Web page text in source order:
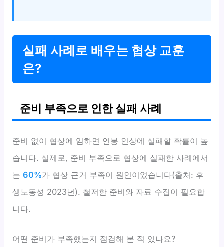
실패 사례로 배우는 협상 교훈
은?
준비 부족으로 인한 실패 사례
준비 없이 협상에 임하면 연봉 인상에 실패할 확률이 높
습니다. 실제로, 준비 부족으로 협상에 실패한 사례에서
는60%가 협상 근거 부족이 원인이었습니다(출처: 후
생노동성 2023년). 철저한 준비와 자료 수집이 필요합
니다.
어떤 준비가 부족했는지 점검해 본 적 있나요?